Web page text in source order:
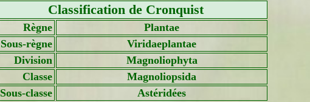
Classification de Cronquist
Règne
Plantae
Sous-règne
Viridaeplantae
Division
Magnoliophyta
Classe
Magnoliopsida
Sous-classe
Astéridées